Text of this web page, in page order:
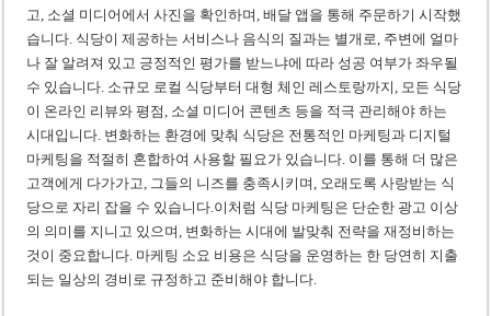
고, 소셜 미디어에서 사진을 확인하며, 배달 앱을 통해 주문하기 시작했
습니다. 식당이 제공하는 서비스나 음식의 질과는 별개로, 주변에 얼마
나 잘 알려져 있고 긍정적인 평가를 받느냐에 따라 성공 여부가 좌우될
수 있습니다. 소규모 로컬 식당부터 대형 체인 레스토랑까지, 모든 식당
이 온라인 리뷰와 평점, 소셜 미디어 콘텐츠 등을 적극 관리해야 하는
시대입니다. 변화하는 환경에 맞춰 식당은 전통적인 마케팅과 디지털
마케팅을 적절히 혼합하여 사용할 필요가 있습니다. 이를 통해 더 많은
고객에게 다가가고, 그들의 니즈를 충족시키며, 오래도록 사랑받는 식
당으로 자리 잡을 수 있습니다.이처럼 식당 마케팅은 단순한 광고 이상
의 의미를 지니고 있으며, 변화하는 시대에 발맞춰 전략을 재정비하는
것이 중요합니다. 마케팅 소요 비용은 식당을 운영하는 한 당연히 지출
되는 일상의 경비로 규정하고 준비해야 합니다.